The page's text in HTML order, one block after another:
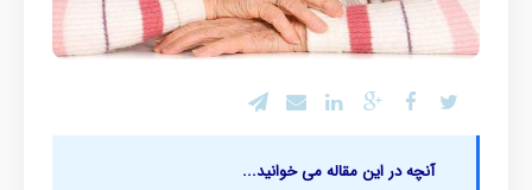
آنچه در این مقاله می خوانید...